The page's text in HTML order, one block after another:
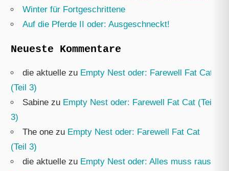
Winter für Fortgeschrittene
Auf die Pferde II oder: Ausgeschneckt!
Neueste Kommentare
die aktuelle zu Empty Nest oder: Farewell Fat Cat
(Teil 3)
Sabine zu Empty Nest oder: Farewell Fat Cat (Teil
3)
The one zu Empty Nest oder: Farewell Fat Cat
(Teil 3)
die aktuelle zu Empty Nest oder: Alles muss raus!